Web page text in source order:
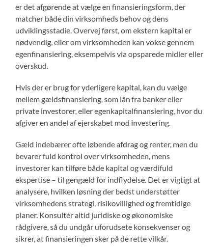
er det afgørende at vælge en finansieringsform, der
matcher både din virksomheds behov og dens
udviklingsstadie. Overvej først, om ekstern kapital er
nødvendig, eller om virksomheden kan vokse gennem
egenfinansiering, eksempelvis via opsparede midler eller
overskud.
Hvis der er brug for yderligere kapital, kan du vælge
mellem gældsfinansiering, som lån fra banker eller
private investorer, eller egenkapitalfinansiering, hvor du
afgiver en andel af ejerskabet mod investering.
Gæld indebærer ofte løbende afdrag og renter, men du
bevarer fuld kontrol over virksomheden, mens
investorer kan tilføre både kapital og værdifuld
ekspertise – til gengæld for indflydelse. Det er vigtigt at
analysere, hvilken løsning der bedst understøtter
virksomhedens strategi, risikovillighed og fremtidige
planer. Konsultér altid juridiske og økonomiske
rådgivere, så du undgår uforudsete konsekvenser og
sikrer, at finansieringen sker på de rette vilkår.